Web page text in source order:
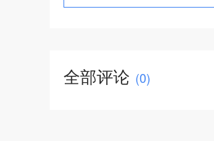
全部评论 (0)